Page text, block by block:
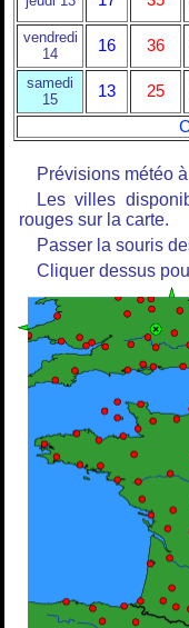
vendredi
14
16 36
samedi
15
13
25
Prévisions météo
Les villes
rouges sur la carte.
Passer la souris
Cliquer dessus